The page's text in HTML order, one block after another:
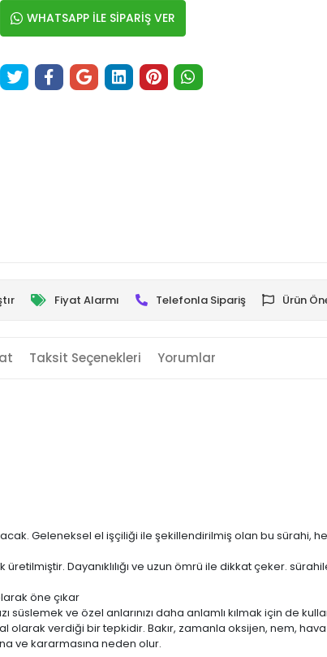
WHATSAPP İLE SİPARİŞ VER
Fiyat Alarmı Telefonla Sipariş Ürün
Taksit Seçenekleri Yorumlar
Geleneksel el işçiliği ile şekillendirilmiş olan bu sürahi,
Dayanıklılığı ve uzun ömrü ile dikkat çeker.
öne çıkar
ve özel anlarınızı daha anlamlı kılmak için de
olarak verdiği bir tepkidir. Bakır, zamanla oksijen, nem,
ve kararmasına neden olur.